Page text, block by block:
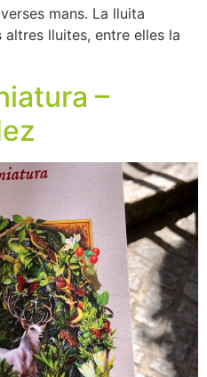
mans. La lluita
lluites, entre elles la
–